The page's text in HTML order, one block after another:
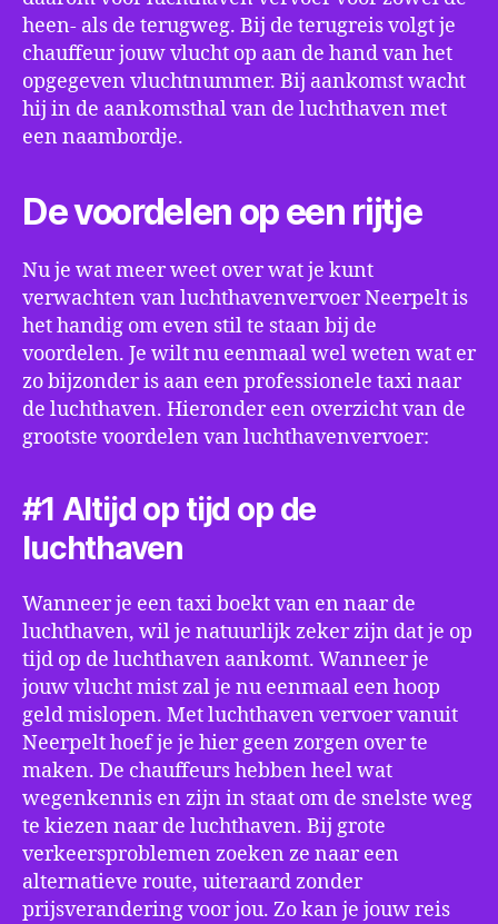
heen- als de terugweg. Bij de terugreis volgt je
chauffeur jouw vlucht op aan de hand van het
opgegeven vluchtnummer. Bij aankomst wacht
hij in de aankomsthal van de luchthaven met
een naambordje.
De voordelen op een rijtje
Nu je wat meer weet over wat je kunt
verwachten van luchthavenvervoer Neerpelt is
het handig om even stil te staan bij de
voordelen. Je wilt nu eenmaal wel weten wat er
zo bijzonder is aan een professionele taxi naar
de luchthaven. Hieronder een overzicht van de
grootste voordelen van luchthavenvervoer:
#1 Altijd op tijd op de
luchthaven
Wanneer je een taxi boekt van en naar de
luchthaven, wil je natuurlijk zeker zijn dat je op
tijd op de luchthaven aankomt. Wanneer je
jouw vlucht mist zal je nu eenmaal een hoop
geld mislopen. Met luchthaven vervoer vanuit
Neerpelt hoef je je hier geen zorgen over te
maken. De chauffeurs hebben heel wat
wegenkennis en zijn in staat om de snelste weg
te kiezen naar de luchthaven. Bij grote
verkeersproblemen zoeken ze naar een
alternatieve route, uiteraard zonder
prijsverandering voor jou. Zo kan je jouw reis